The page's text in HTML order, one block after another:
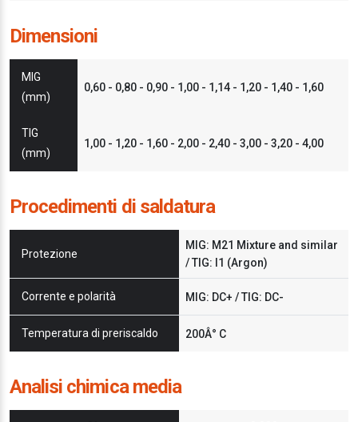
Dimensioni
MIG
(mm)
0,60 - 0,80 - 0,90 - 1,00 - 1,14 - 1,20 - 1,40 - 1,60
TIG
(mm)
1,00 - 1,20 - 1,60 - 2,00 - 2,40 - 3,00 - 3,20 - 4,00
Procedimenti di saldatura
Protezione
MIG: M21 Mixture and similar
/ TIG: I1 (Argon)
Corrente e polarità MIG: DC+ / TIG: DC-
Temperatura di preriscaldo 200Â° C
Analisi chimica media